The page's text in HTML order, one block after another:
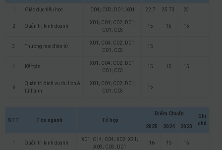
1 Giáo dục tiểu học C04; C03; D01; X01 22.7 25.73 23
2 Quản trị kinh doanh
X01; C04; C02; D01;
C01; C03
15 15 15
3 Thương mại điện tử
X01; C04; C02; D01;
C01; C03
15
4 Kế toán
X01; C04; C02; D01;
C01; C03
15 15 15
5
Quản trị dịch vụ du lịch &
lữ hành
X01; C04; C02; D01;
C01; C03
15
STT Tên ngành Tổ hợp
Điểm Chuẩn
Ghi
chú
2025 2024 2023
1 Quản trị kinh doanh
X01; C14; C04; X02; X21;
A09; C03; D01
16 15 15